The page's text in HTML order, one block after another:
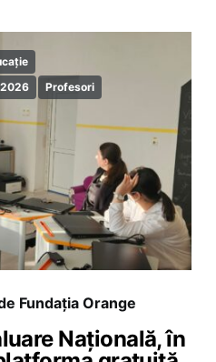
2026
Profesori
Fundația Orange
Națională, în